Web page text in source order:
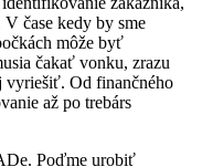
čase kedy by sme
môže byť
čakať vonku, zrazu
vyriešiť. Od finančného
až po trebárs
Poďme urobiť